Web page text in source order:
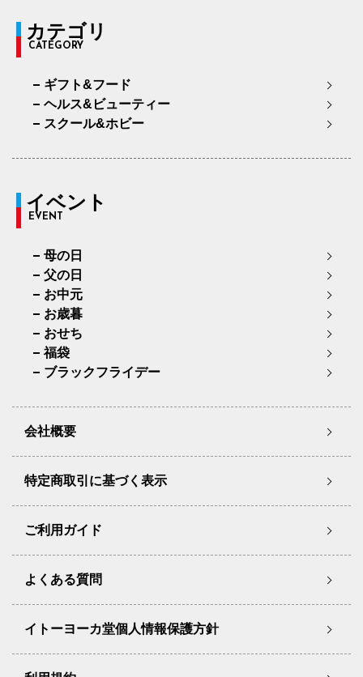
カテゴリ
CATEGORY
ギフト&フード
ヘルス&ビューティー
スクール&ホビー
イベント
EVENT
母の日
父の日
お中元
お歳暮
おせち
福袋
ブラックフライデー
会社概要
特定商取引に基づく表示
ご利用ガイド
よくある質問
イトーヨーカ堂個人情報保護方針